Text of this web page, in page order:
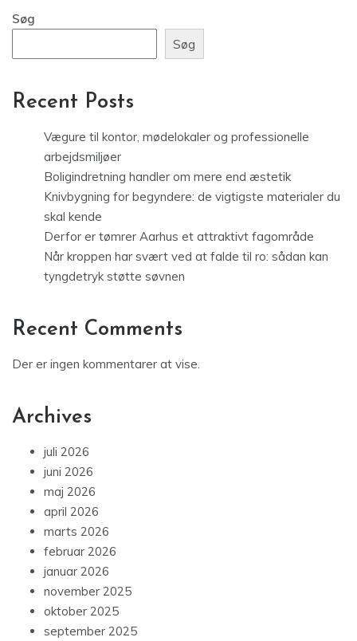
Søg
Søg
Recent Posts
Vægure til kontor, mødelokaler og professionelle
arbejdsmiljøer
Boligindretning handler om mere end æstetik
Knivbygning for begyndere: de vigtigste materialer du
skal kende
Derfor er tømrer Aarhus et attraktivt fagområde
Når kroppen har svært ved at falde til ro: sådan kan
tyngdetryk støtte søvnen
Recent Comments
Der er ingen kommentarer at vise.
Archives
juli 2026
juni 2026
maj 2026
april 2026
marts 2026
februar 2026
januar 2026
november 2025
oktober 2025
september 2025